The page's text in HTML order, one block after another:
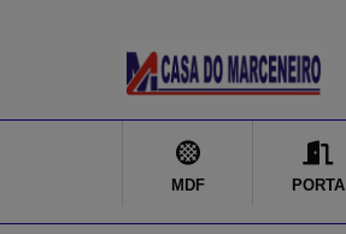
MDF PORTA